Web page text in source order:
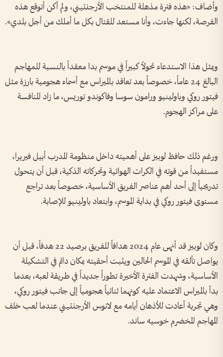
وأضاف: «هذه فترة مذهلة للمنتخب الأرجنتيني، ولم أكن أتوقع هذه
الفرصة، لكنها جاءت، وأنا مستعد للقتال بكل ما أملك من أجل بلدي».
ويمثل هذا الاستدعاء تحولاً كبيراً في موسم بدا معقداً بالنسبة للمهاجم
البالغ 24 عاماً، خصوصاً بعد تعاقد بالميراس مع أسماء هجومية بارزة مثل
فيتور روكي وباولينيو ورامون سوسا وفاكوندو توريس، ما زاد المنافسة
على مراكز الهجوم.
ورغم ذلك حافظ لوبيز على أهميته داخل منظومة المدرب أبيل فيريرا،
مستفيداً من قوته في الكرات الهوائية وتحركاته الذكية، قبل أن يتحول
تدريجياً إلى أحد أهم عناصر الفريق الأساسية، خصوصاً بعد تراجع
مستوى فيتور روكي في بداية الموسم، وابتعاد باولينيو للإصابة.
وكان لوبيز قد أنهى عام 2024 هدافاً للفريق برصيد 22 هدفاً، قبل أن
يواصل تألقه في الموسم الحالين ويثبت أحقيته بمكان دائم في التشكيلة
الأساسية، وشهدت الفترة الأخيرة تطوراً جديداً في طريقة لعبه، بعدما
بدأ بالميراس الاعتماد عليه كونهما ثنائياً هجومياً إلى جانب فيتور روكي،
وهي تجربة أعادت للأذهان أيامه مع لانوس الأرجنتيني عندما لعب خلف
المهاجم المخضرم خوسيه ساند.